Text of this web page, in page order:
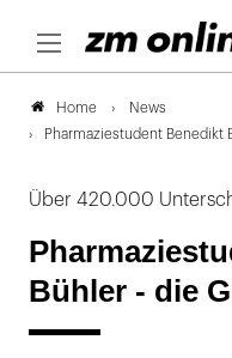
Home
News
Pharmaziestudent Benedikt
Über 420.000
Bühler - die